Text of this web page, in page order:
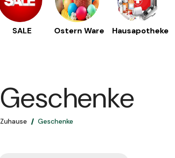
SALE Ostern Ware Hausapotheke
Geschenke
Zuhause Geschenke